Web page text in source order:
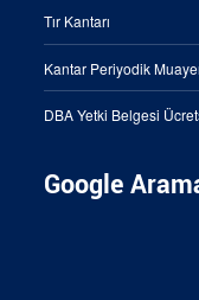
Tır Kantarı
Kantar Periyodik
DBA Yetki Belgesi
Google